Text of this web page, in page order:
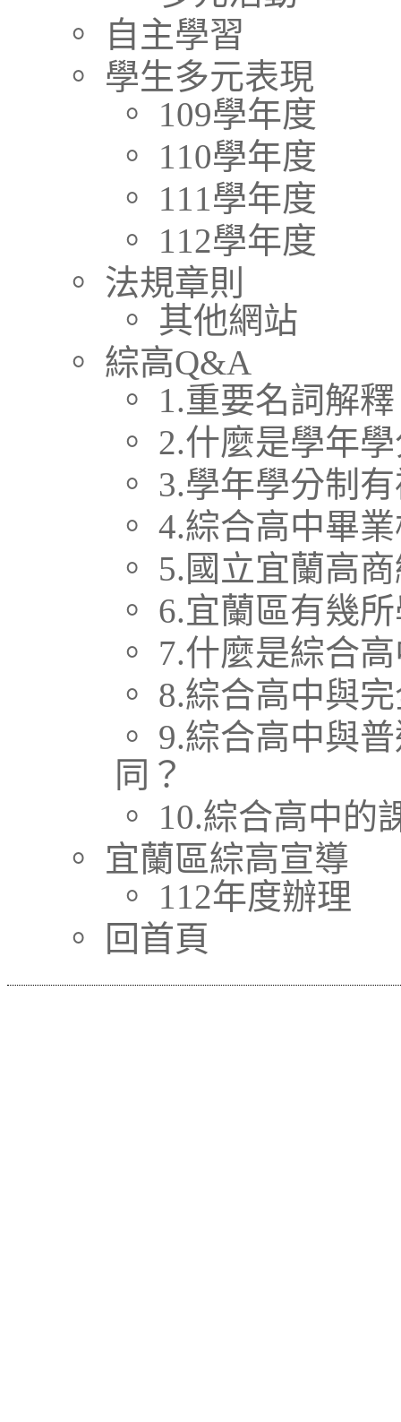
。 自主學習
。 學生多元表現
。 109學年度
。 110學年度
。 111學年度
。 112學年度
。 法規章則
。 其他網站
。 綜高Q&A
。 1.重要名詞解釋
。 2.什麼是學年
。 3.學年學分制
。 4.綜合高中畢
。 5.國立宜蘭高
。 6.宜蘭區有幾
。 7.什麼是綜合
。 8.綜合高中與
。 9.綜合高中與
同？
。 10.綜合高中的
。 宜蘭區綜高宣導
。 112年度辦理
。 回首頁